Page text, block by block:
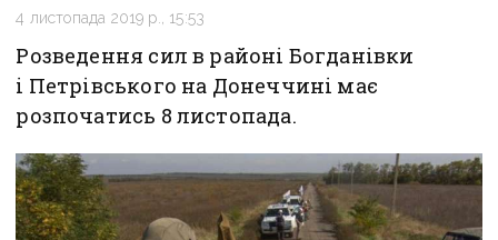
4 листопада 2019 р., 15:53
Розведення сил в районі Богданівки
і Петрівського на Донеччині має
розпочатись 8 листопада.